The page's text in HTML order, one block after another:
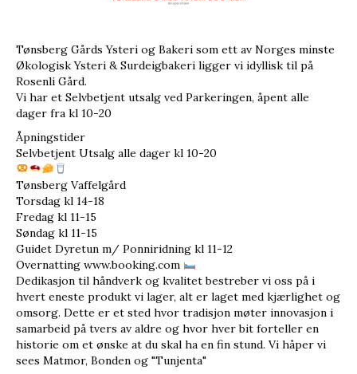
Tønsberg Gårds Ysteri og Bakeri som ett av Norges minste
Økologisk Ysteri & Surdeigbakeri ligger vi idyllisk til på
Rosenli Gård.
Vi har et Selvbetjent utsalg ved Parkeringen, åpent alle
dager fra kl 10-20
Åpningstider
Selvbetjent Utsalg alle dager kl 10-20
Tønsberg Vaffelgård
Torsdag kl 14-18
Fredag kl 11-15
Søndag kl 11-15
Guidet Dyretun m/ Ponniridning kl 11-12
Overnatting www.booking.com
Dedikasjon til håndverk og kvalitet bestreber vi oss på i
hvert eneste produkt vi lager, alt er laget med kjærlighet og
omsorg. Dette er et sted hvor tradisjon møter innovasjon i
samarbeid på tvers av aldre og hvor hver bit forteller en
historie om et ønske at du skal ha en fin stund. Vi håper vi
sees Matmor, Bonden og "Tunjenta"